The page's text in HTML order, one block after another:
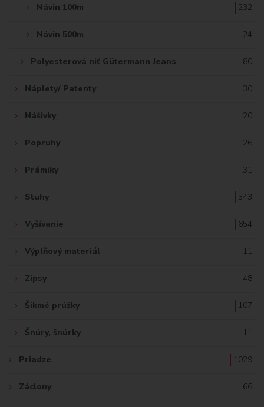
Návin 100m 232
Návin 500m 24
Polyesterová niť Gütermann Jeans 80
Náplety/ Patenty 30
Nášivky 20
Popruhy 26
Prámiky 31
Stuhy 343
Vyšívanie 654
Výplňový materiál 11
Zipsy 48
Šikmé prúžky 107
Šnúry, šnúrky 11
Priadze 1029
Záclony 66